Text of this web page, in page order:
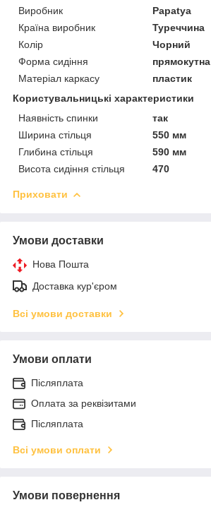
Виробник
Papatya
Країна виробник
Туреччина
Колір
Чорний
Форма сидіння
прямокутна
Матеріал каркасу
пластик
Користувальницькі характеристики
Наявність спинки
так
Ширина стільця
550 мм
Глибина стільця
590 мм
Висота сидіння стільця
470
Приховати
Умови доставки
Нова Пошта
Доставка кур'єром
Всі умови доставки
Умови оплати
Післяплата
Оплата за реквізитами
Післяплата
Всі умови оплати
Умови повернення